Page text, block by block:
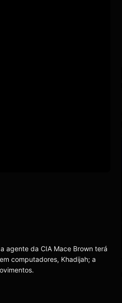
agente da CIA Mace Brown terá
computadores, Khadijah; a